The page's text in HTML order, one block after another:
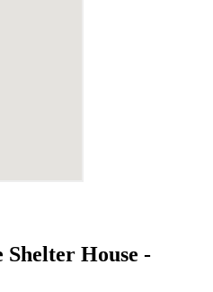
Shelter House -